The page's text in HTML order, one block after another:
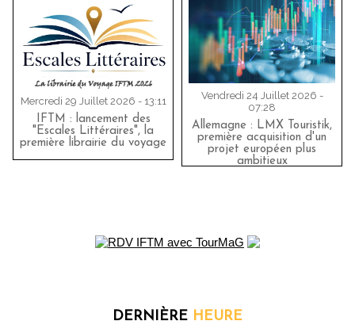
Mercredi 29 Juillet 2026 - 13:11
IFTM : lancement des
"Escales Littéraires", la
première librairie du voyage
Vendredi 24 Juillet 2026 -
07:28
Allemagne : LMX Touristik,
première acquisition d'un
projet européen plus
ambitieux
DERNIÈRE HEURE